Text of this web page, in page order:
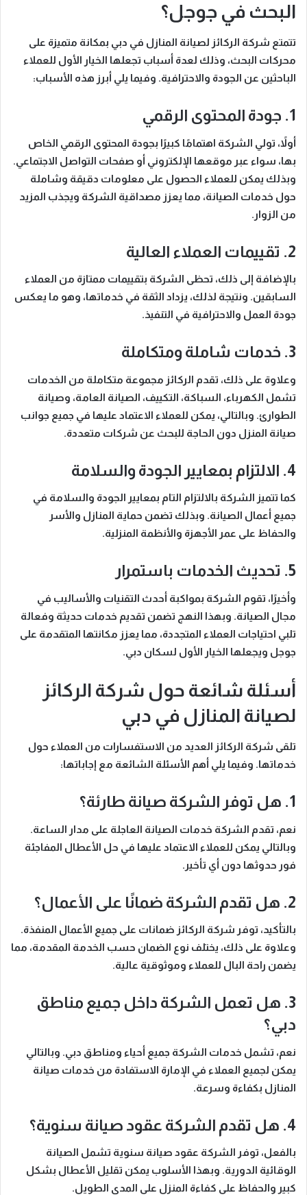
البحث في جوجل؟
تتمتع شركة الركائز لصيانة المنازل في دبي بمكانة متميزة على
محركات البحث، وذلك لعدة أسباب تجعلها الخيار الأول للعملاء
الباحثين عن الجودة والاحترافية. وفيما يلي أبرز هذه الأسباب:
1. جودة المحتوى الرقمي
أولاً، تولي الشركة اهتمامًا كبيرًا بجودة المحتوى الرقمي الخاص
بها، سواء عبر موقعها الإلكتروني أو صفحات التواصل الاجتماعي.
وبذلك يمكن للعملاء الحصول على معلومات دقيقة وشاملة
حول خدمات الصيانة، مما يعزز مصداقية الشركة ويجذب المزيد
من الزوار.
2. تقييمات العملاء العالية
بالإضافة إلى ذلك، تحظى الشركة بتقييمات ممتازة من العملاء
السابقين. ونتيجة لذلك، يزداد الثقة في خدماتها، وهو ما يعكس
جودة العمل والاحترافية في التنفيذ.
3. خدمات شاملة ومتكاملة
وعلاوة على ذلك، تقدم الركائز مجموعة متكاملة من الخدمات
تشمل الكهرباء، السباكة، التكييف، الصيانة العامة، وصيانة
الطوارئ. وبالتالي، يمكن للعملاء الاعتماد عليها في جميع جوانب
صيانة المنزل دون الحاجة للبحث عن شركات متعددة.
4. الالتزام بمعايير الجودة والسلامة
كما تتميز الشركة بالالتزام التام بمعايير الجودة والسلامة في
جميع أعمال الصيانة. وبذلك تضمن حماية المنازل والأسر
والحفاظ على عمر الأجهزة والأنظمة المنزلية.
5. تحديث الخدمات باستمرار
وأخيرًا، تقوم الشركة بمواكبة أحدث التقنيات والأساليب في
مجال الصيانة. وبهذا النهج تضمن تقديم خدمات حديثة وفعالة
تلبي احتياجات العملاء المتجددة، مما يعزز مكانتها المتقدمة على
جوجل ويجعلها الخيار الأول لسكان دبي.
أسئلة شائعة حول شركة الركائز
لصيانة المنازل في دبي
تلقى شركة الركائز العديد من الاستفسارات من العملاء حول
خدماتها. وفيما يلي أهم الأسئلة الشائعة مع إجاباتها:
1. هل توفر الشركة صيانة طارئة؟
نعم، تقدم الشركة خدمات الصيانة العاجلة على مدار الساعة.
وبالتالي يمكن للعملاء الاعتماد عليها في حل الأعطال المفاجئة
فور حدوثها دون أي تأخير.
2. هل تقدم الشركة ضمانًا على الأعمال؟
بالتأكيد، توفر شركة الركائز ضمانات على جميع الأعمال المنفذة.
وعلاوة على ذلك، يختلف نوع الضمان حسب الخدمة المقدمة، مما
يضمن راحة البال للعملاء وموثوقية عالية.
3. هل تعمل الشركة داخل جميع مناطق
دبي؟
نعم، تشمل خدمات الشركة جميع أحياء ومناطق دبي. وبالتالي
يمكن لجميع العملاء في الإمارة الاستفادة من خدمات صيانة
المنازل بكفاءة وسرعة.
4. هل تقدم الشركة عقود صيانة سنوية؟
بالفعل، توفر الشركة عقود صيانة سنوية تشمل الصيانة
الوقائية الدورية. وبهذا الأسلوب يمكن تقليل الأعطال بشكل
كبير والحفاظ على كفاءة المنزل على المدى الطويل.